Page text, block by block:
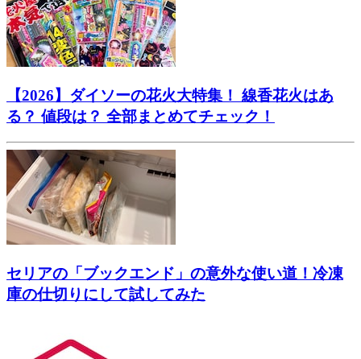
【2026】ダイソーの花火大特集！ 線香花火はあ
る？ 値段は？ 全部まとめてチェック！
セリアの「ブックエンド」の意外な使い道！冷凍
庫の仕切りにして試してみた